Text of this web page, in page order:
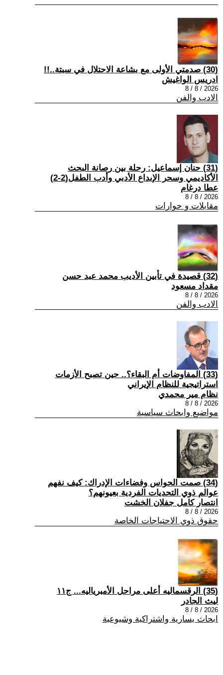
(30) صدمتي الأولى مع بشاعة الاحتلال في سبتة..!!
ادريس الواغيش
2026 / 8 / 8
الادب والفن
(31) حنان إسماعيل: رحلة بين رصانة البحث
الأكاديمي وسحر الإبداع الأدبي وأدب الطفل(2-2)
عطا درغام
2026 / 8 / 8
مقابلات و حوارات
(32) قصيدة في تأبين الأديب محمد عبد حسن
مقداد مسعود
2026 / 8 / 8
الادب والفن
(33) المفاوضات أم البقاء؟.. حين تصبح الأزمات
استراتيجية للنظام الإيراني
نظام مير محمدي
2026 / 8 / 8
مواضيع وابحاث سياسية
(34) صمت الحواس وفضاءات الإدراك: كيف نفهم
عوالم ذوي التحديات الفردية بعيونهم؟
انتصار كامل جفلان الخشت
2026 / 8 / 8
حقوق ذوي الاحتياجات الخاصة
(35) الرقسماليه أعلى مراحل الأمبرياليه... ج١١
ليث الجادر
2026 / 8 / 8
ابحاث يسارية واشتراكية وشيوعية